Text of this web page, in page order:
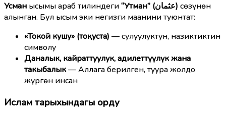
Усман ысымы араб тилиндеги “Утман” (عثمان) сөзүнөн
алынган. Бул ысым эки негизги маанини туюнтат:
«Токой кушу» (тоқуста) — сулуулуктун, назиктиктин
символу
Даналык, кайраттуулук, адилеттүүлүк жана
такыбалык— Аллага берилген, туура жолдо
жүргөн инсан
Ислам тарыхындагы орду